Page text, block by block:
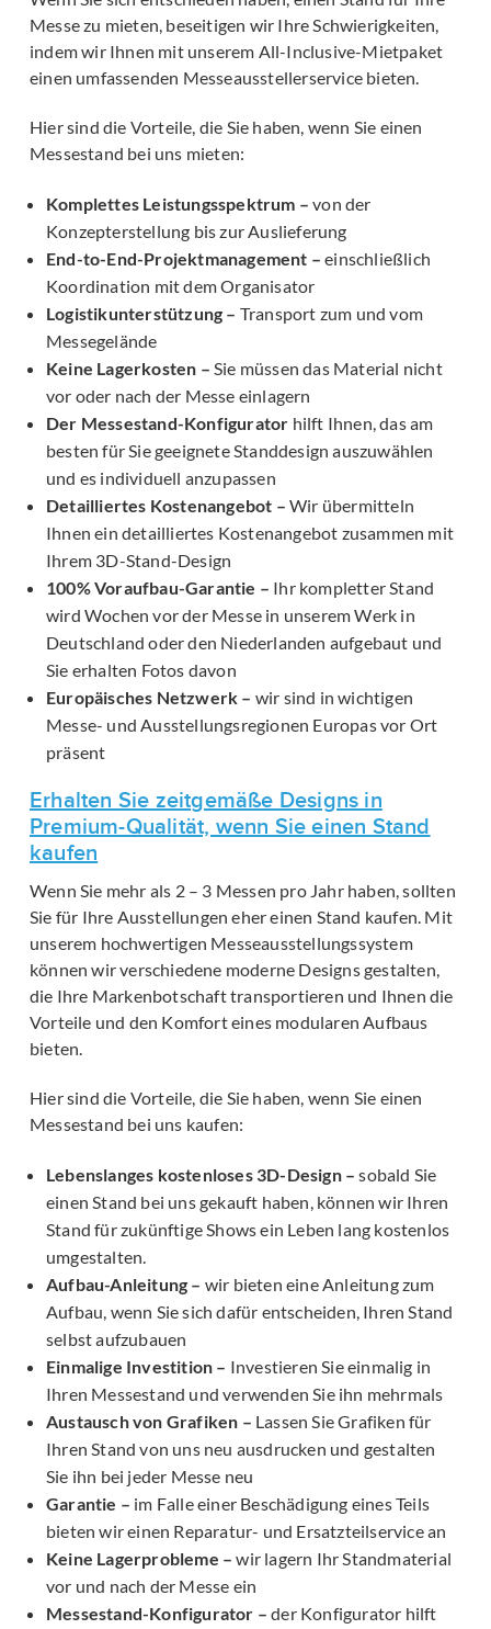
Messe zu mieten, beseitigen wir Ihre Schwierigkeiten,
indem wir Ihnen mit unserem All-Inclusive-Mietpaket
einen umfassenden Messeausstellerservice bieten.
Hier sind die Vorteile, die Sie haben, wenn Sie einen
Messestand bei uns mieten:
Komplettes Leistungsspektrum – von der
Konzepterstellung bis zur Auslieferung
End-to-End-Projektmanagement – einschließlich
Koordination mit dem Organisator
Logistikunterstützung – Transport zum und vom
Messegelände
Keine Lagerkosten – Sie müssen das Material nicht
vor oder nach der Messe einlagern
Der Messestand-Konfigurator hilft Ihnen, das am
besten für Sie geeignete Standdesign auszuwählen
und es individuell anzupassen
Detailliertes Kostenangebot – Wir übermitteln
Ihnen ein detailliertes Kostenangebot zusammen mit
Ihrem 3D-Stand-Design
100% Voraufbau-Garantie – Ihr kompletter Stand
wird Wochen vor der Messe in unserem Werk in
Deutschland oder den Niederlanden aufgebaut und
Sie erhalten Fotos davon
Europäisches Netzwerk – wir sind in wichtigen
Messe- und Ausstellungsregionen Europas vor Ort
präsent
Erhalten Sie zeitgemäße Designs in
Premium-Qualität, wenn Sie einen Stand
kaufen
Wenn Sie mehr als 2 – 3 Messen pro Jahr haben, sollten
Sie für Ihre Ausstellungen eher einen Stand kaufen. Mit
unserem hochwertigen Messeausstellungssystem
können wir verschiedene moderne Designs gestalten,
die Ihre Markenbotschaft transportieren und Ihnen die
Vorteile und den Komfort eines modularen Aufbaus
bieten.
Hier sind die Vorteile, die Sie haben, wenn Sie einen
Messestand bei uns kaufen:
Lebenslanges kostenloses 3D-Design – sobald Sie
einen Stand bei uns gekauft haben, können wir Ihren
Stand für zukünftige Shows ein Leben lang kostenlos
umgestalten.
Aufbau-Anleitung – wir bieten eine Anleitung zum
Aufbau, wenn Sie sich dafür entscheiden, Ihren Stand
selbst aufzubauen
Einmalige Investition – Investieren Sie einmalig in
Ihren Messestand und verwenden Sie ihn mehrmals
Austausch von Grafiken – Lassen Sie Grafiken für
Ihren Stand von uns neu ausdrucken und gestalten
Sie ihn bei jeder Messe neu
Garantie – im Falle einer Beschädigung eines Teils
bieten wir einen Reparatur- und Ersatzteilservice an
Keine Lagerprobleme – wir lagern Ihr Standmaterial
vor und nach der Messe ein
Messestand-Konfigurator – der Konfigurator hilft